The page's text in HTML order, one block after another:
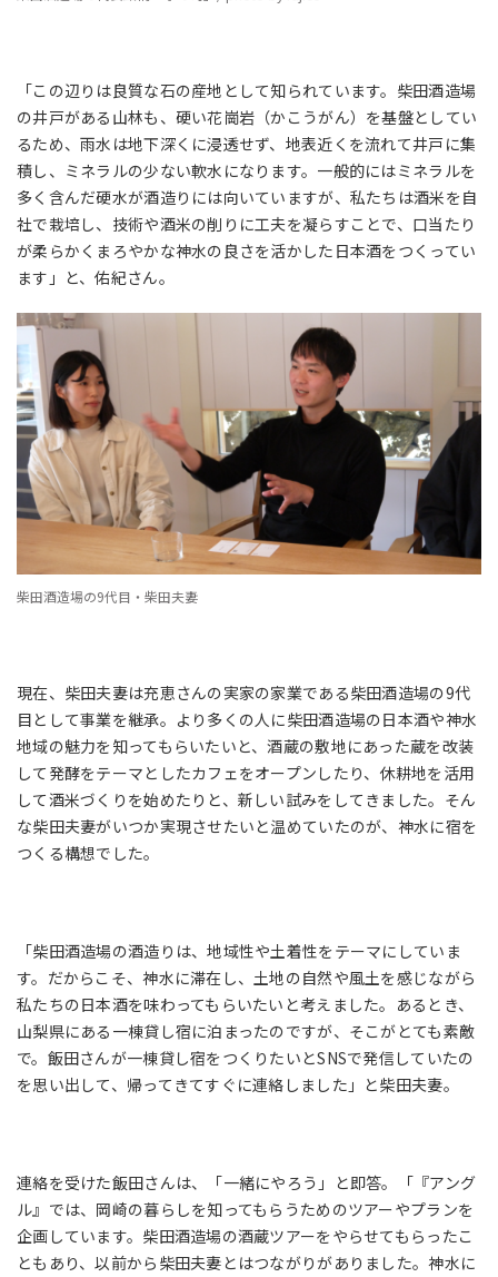
「この辺りは良質な石の産地として知られています。柴田酒造場
の井戸がある山林も、硬い花崗岩（かこうがん）を基盤としてい
るため、雨水は地下深くに浸透せず、地表近くを流れて井戸に集
積し、ミネラルの少ない軟水になります。一般的にはミネラルを
多く含んだ硬水が酒造りには向いていますが、私たちは酒米を自
社で栽培し、技術や酒米の削りに工夫を凝らすことで、口当たり
が柔らかくまろやかな神水の良さを活かした日本酒をつくってい
ます」と、佑紀さん。
柴田酒造場の9代目・柴田夫妻
現在、柴田夫妻は充恵さんの実家の家業である柴田酒造場の9代
目として事業を継承。より多くの人に柴田酒造場の日本酒や神水
地域の魅力を知ってもらいたいと、酒蔵の敷地にあった蔵を改装
して発酵をテーマとしたカフェをオープンしたり、休耕地を活用
して酒米づくりを始めたりと、新しい試みをしてきました。そん
な柴田夫妻がいつか実現させたいと温めていたのが、神水に宿を
つくる構想でした。
「柴田酒造場の酒造りは、地域性や土着性をテーマにしていま
す。だからこそ、神水に滞在し、土地の自然や風土を感じながら
私たちの日本酒を味わってもらいたいと考えました。あるとき、
山梨県にある一棟貸し宿に泊まったのですが、そこがとても素敵
で。飯田さんが一棟貸し宿をつくりたいとSNSで発信していたの
を思い出して、帰ってきてすぐに連絡しました」と柴田夫妻。
連絡を受けた飯田さんは、「一緒にやろう」と即答。「『アング
ル』では、岡崎の暮らしを知ってもらうためのツアーやプランを
企画しています。柴田酒造場の酒蔵ツアーをやらせてもらったこ
ともあり、以前から柴田夫妻とはつながりがありました。神水に